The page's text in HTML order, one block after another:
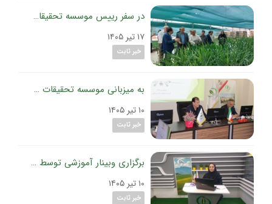
در سفر رییس موسسه تحقیقات گیاه‌پزشکی کشور به استان قزوین؛
۱۷ تیر ۱۴۰۵
خبر ثابت
به میزبانی موسسه تحقیقات گیاه‌پزشکی کشور و باحضور معاون باغبانی وزارت جهادکشاورزی برگزار شد:
۱۰ تیر ۱۴۰۵
خبر ثابت
برگزاری وبینار آموزشی توسط عضو هیات‌علمی موسسه تحقیقات گیاه‌پزشکی کشور؛
۱۰ تیر ۱۴۰۵
خبر ثابت